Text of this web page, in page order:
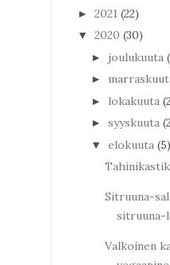
► 2021 (22)
▼ 2020 (30)
► joulukuuta
►
► lokakuuta
► syyskuuta
▼ elokuuta (5)
Sitruuna-
sitruuna-
Valkoinen